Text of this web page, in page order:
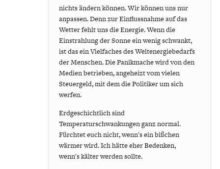
nichts ändern können. Wir können uns nur
anpassen. Denn zur Einflussnahme auf das
Wetter fehlt uns die Energie. Wenn die
Einstrahlung der Sonne ein wenig schwankt,
ist das ein Vielfaches des Weltenergiebedarfs
der Menschen. Die Panikmache wird von den
Medien betrieben, angeheizt vom vielen
Steuergeld, mit dem die Politiker um sich
werfen.
Erdgeschichtlich sind
Temperaturschwankungen ganz normal.
Fürchtet euch nicht, wenn's ein bißchen
wärmer wird. Ich hätte eher Bedenken,
wenn's kälter werden sollte.